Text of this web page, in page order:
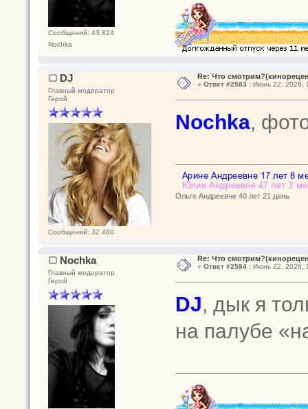
Сообщений: 43 824
Nochka
DJ
Главный модератор
Герой
Сообщений: 32 480
Re: Что
« Ответ #2583 :Июнь 22, 2026,
Nochka,
Ольге Андреевне 40 лет 21 день
Nochka
Главный модератор
Герой
Re: Что
« Ответ #2584 :Июнь 22, 2026,
DJ, дык я
на палубе